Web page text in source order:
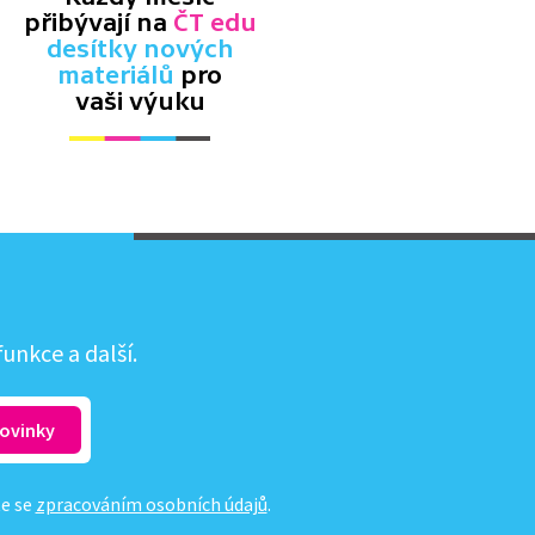
přibývají na ČT edu
desítky nových
materiálů pro
vaši výuku
a další.
se zpracováním osobních údajů.